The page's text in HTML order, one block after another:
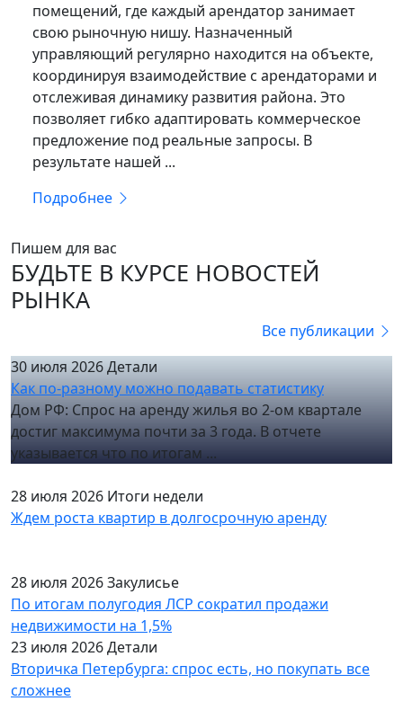
помещений, где каждый арендатор занимает
свою рыночную нишу. Назначенный
управляющий регулярно находится на объекте,
координируя взаимодействие с арендаторами и
отслеживая динамику развития района. Это
позволяет гибко адаптировать коммерческое
предложение под реальные запросы. В
результате нашей ...
Подробнее
Пишем для вас
БУДЬТЕ В КУРСЕ НОВОСТЕЙ
РЫНКА
Все публикации
30 июля 2026Детали
Как по-разному можно подавать статистику
Дом РФ: Спрос на аренду жилья во 2-ом квартале
достиг максимума почти за 3 года. В отчете
указывается что по итогам ...
28 июля 2026 Итоги недели
Ждем роста квартир в долгосрочную аренду
28 июля 2026Закулисье
По итогам полугодия ЛСР сократил продажи
недвижимости на 1,5%
23 июля 2026Детали
Вторичка Петербурга: спрос есть, но покупать все
сложнее